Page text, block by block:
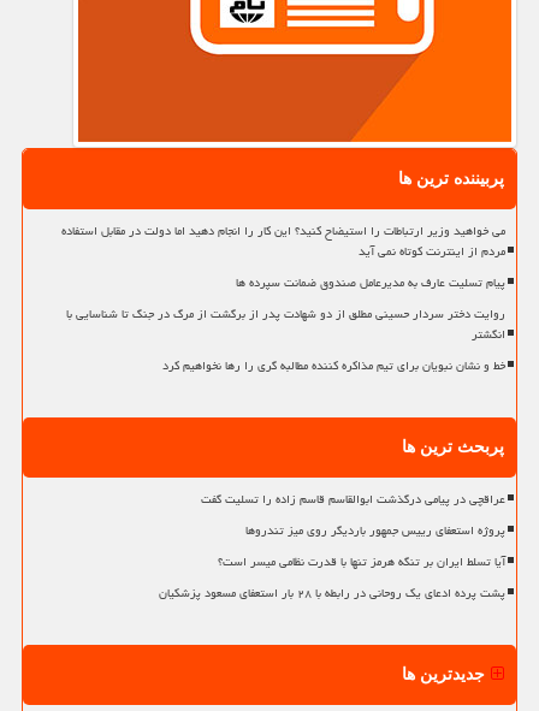
پربیننده ترین ها
می خواهید وزیر ارتباطات را استیضاح کنید؟ این کار را انجام دهید اما دولت در مقابل استفاده
مردم از اینترنت کوتاه نمی آید
پیام تسلیت عارف به مدیرعامل صندوق ضمانت سپرده ها
روایت دختر سردار حسینی مطلق از دو شهادت پدر از برگشت از مرگ در جنگ تا شناسایی با
انگشتر
خط و نشان نبویان برای تیم مذاکره کننده مطالبه گری را رها نخواهیم کرد
پربحث ترین ها
عراقچی در پیامی درگذشت ابوالقاسم قاسم زاده را تسلیت گفت
پروژه استعفای رییس جمهور باردیگر روی میز تندروها
آیا تسلط ایران بر تنگه هرمز تنها با قدرت نظامی میسر است؟
پشت پرده ادعای یک روحانی در رابطه با ۲۸ بار استعفای مسعود پزشکیان
جدیدترین ها